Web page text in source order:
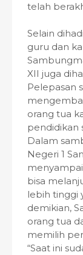
telah
Selain
guru dan
XII juga
Pelepasan
orang tua
pendidikan
Dalam
Negeri 1
bisa
lebih tinggi
demikian,
orang tua
memilih
“Saat ini